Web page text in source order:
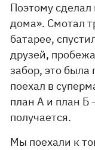
Поэтому
дома». Смотал
батарее,
друзей,
забор, это
поехал в
план А и план Б
получается.
Мы поехали к